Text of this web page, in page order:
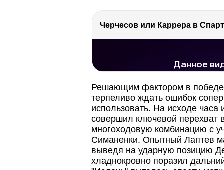
Черчесов или Каррера в
Решающим фактором в
терпеливо ждать ошибок
использовать. На исходе часа
совершил ключевой перехват
многоходовую комбинацию с
Симаненки. Опытный Лаптев
выведя на ударную позицию
хладнокровно поразил